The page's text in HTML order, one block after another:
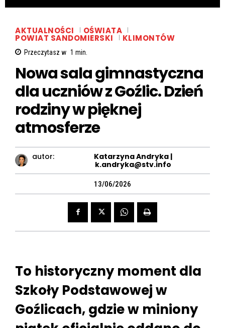
AKTUALNOŚCI OŚWIATA
POWIAT SANDOMIERSKI KLIMONTÓW
Przeczytasz w 1 min.
Nowa sala gimnastyczna
dla uczniów z Goźlic. Dzień
rodziny w pięknej
atmosferze
autor:
Katarzyna Andryka |
k.andryka@stv.info
13/06/2026
To historyczny moment dla
Szkoły Podstawowej w
Goźlicach, gdzie w miniony